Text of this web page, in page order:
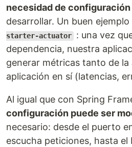
necesidad de configuración
desarrollar. Un buen ejemplo
starter-actuator : una vez
dependencia, nuestra
generar métricas tanto de la
aplicación en sí (latencias,
Al igual que con Spring
configuración puede ser
necesario: desde el puerto
escucha peticiones, hasta el